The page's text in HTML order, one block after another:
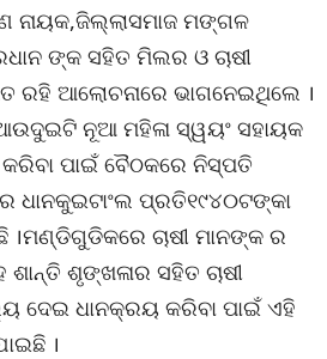
ନାୟକ,ଜିଲ୍ଲାସମାଜ ମଙ୍ଗଳ
ଙ୍କ ସହିତ ମିଲର ଓ ଚାଷୀ
ରହି ଆଲୋଚନାରେ ଭାଗନେଇଥିଲେ ।
ନୂଆ ମହିଳା ସ୍ୱୟଂ ସହାୟକ
ପାଇଁ ବୈଠକରେ ନିସ୍ପତି
ଧାନକୁଇଟାଂଲ ପ୍ରତି୧୯୪୦ଟଙ୍କା
।ମଣ୍ଡିଗୁଡିକରେ ଚାଷୀ ମାନଙ୍କ ର
ଶୃଙ୍ଖଳାର ସହିତ ଚାଷୀ
ଦେଇ ଧାନକ୍ରୟ କରିବା ପାଇଁ ଏହି
।